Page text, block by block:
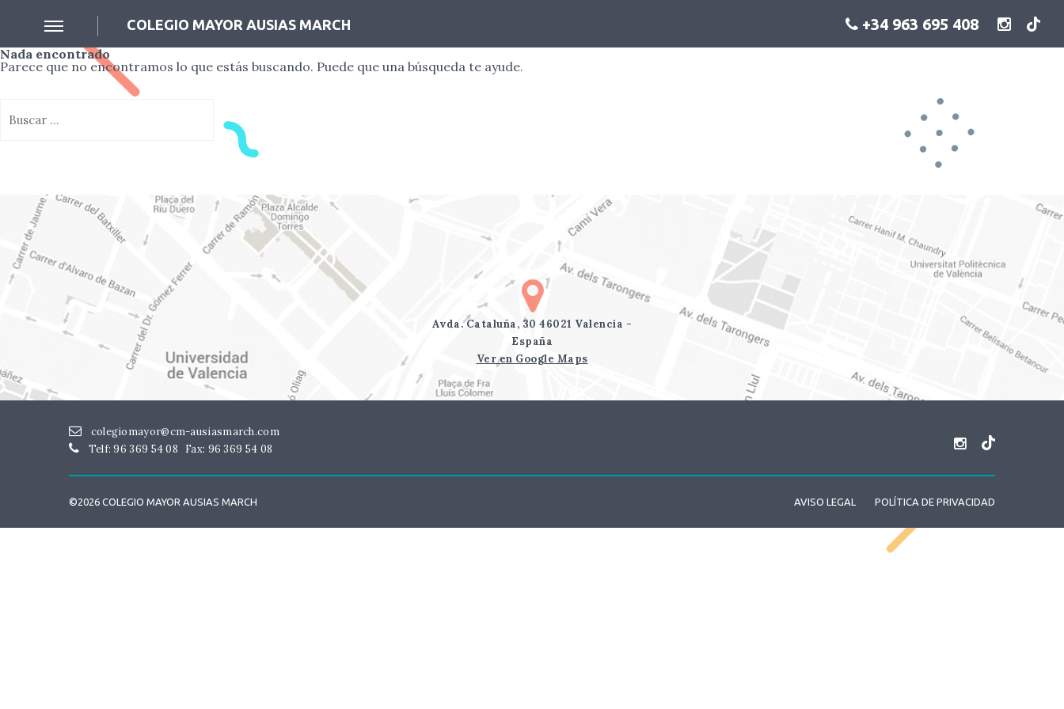
COLEGIO MAYOR AUSIAS MARCH +34 963 695 408
Nada encontrado
Parece que no encontramos lo que estás buscando. Puede que una búsqueda te ayude.
Avda. Cataluña, 30 46021 Valencia -
España
Ver en Google Maps
colegiomayor@cm-ausiasmarch.com
Telf: 96 369 54 08
Fax: 96 369 54 08
©2026 COLEGIO MAYOR AUSIAS MARCH POLÍTICA DE PRIVACIDAD
AVISO LEGAL